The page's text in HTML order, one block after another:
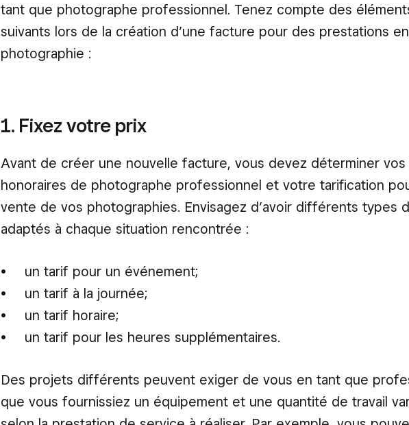
tant que photographe professionnel. Tenez compte des
suivants lors de la création d’une facture pour des prestations en
photographie :
1. Fixez votre prix
Avant de créer une nouvelle facture, vous devez déterminer vos
honoraires de photographe professionnel et votre tarification
vente de vos photographies. Envisagez d’avoir différents types
adaptés à chaque situation rencontrée :
un tarif pour un événement;
un tarif à la journée;
un tarif horaire;
un tarif pour les heures supplémentaires.
Des projets différents peuvent exiger de vous en tant que
que vous fournissiez un équipement et une quantité de travail